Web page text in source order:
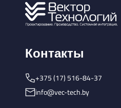
Контакты
+375 (17) 516-84-37
info@vec-tech.by